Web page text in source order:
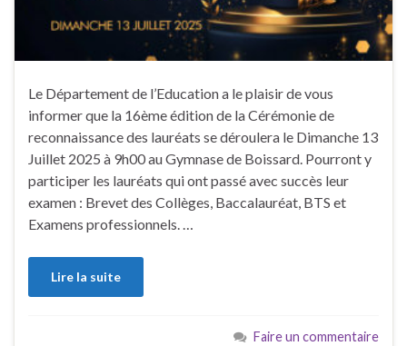
Le Département de l’Education a le plaisir de vous
informer que la 16ème édition de la Cérémonie de
reconnaissance des lauréats se déroulera le Dimanche 13
Juillet 2025 à 9h00 au Gymnase de Boissard. Pourront y
participer les lauréats qui ont passé avec succès leur
examen : Brevet des Collèges, Baccalauréat, BTS et
Examens professionnels. …
Lire la suite
Faire un commentaire